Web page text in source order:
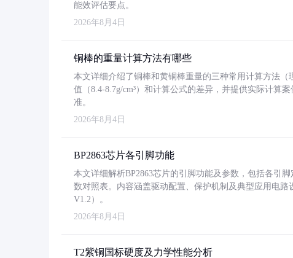
能效评估要点。
2026年8月4日
铜棒的重量计算方法有哪些
本文详细介绍了铜棒和黄铜棒重量的三种常用计算方法
值（8.4-8.7g/cm³）和计算公式的差异，并提供实际计算
准。
2026年8月4日
BP2863芯片各引脚功能
本文详细解析BP2863芯片的引脚功能及参数，包括各引
数对照表。内容涵盖驱动配置、保护机制及典型应用电
V1.2）。
2026年8月4日
T2紫铜国标硬度及力学性能分析